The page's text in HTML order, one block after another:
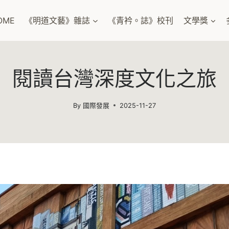
《明道文藝》雜誌 《青衿。誌》校刊 文學獎
閱讀台灣深度文化之旅
By 國際發展 2025-11-27